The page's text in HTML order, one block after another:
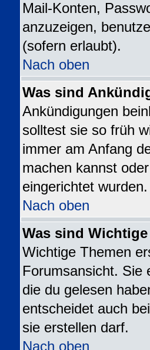
Mail-Konten,
anzuzeigen,
(sofern erlaubt).
Nach oben
Was sind
Ankündigungen
solltest sie so früh
immer am Anfang
machen kannst
eingerichtet
Nach oben
Was sind
Wichtige Themen
Forumsansicht. Sie
die du gelesen
entscheidet auch
sie erstellen darf.
Nach oben